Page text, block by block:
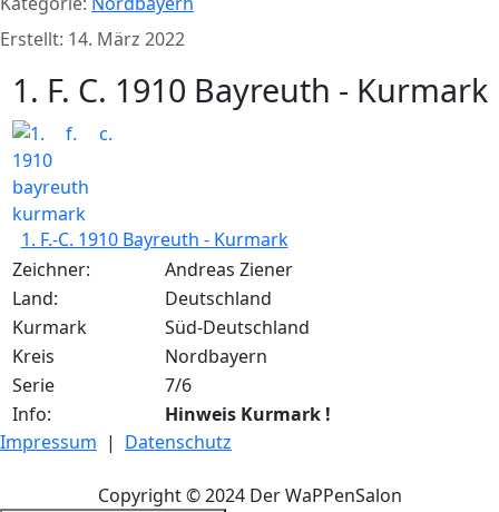
Erstellt: 14. März 2022
1. F. C. 1910 Bayreuth - Kurmark
1. F.-C. 1910 Bayreuth - Kurmark
Zeichner:
Andreas Ziener
Land:
Deutschland
Kurmark
Süd-Deutschland
Kreis
Nordbayern
Serie
7/6
Info:
Hinweis Kurmark !
Impressum | Datenschutz
Copyright © 2024 Der WaPPenSalon